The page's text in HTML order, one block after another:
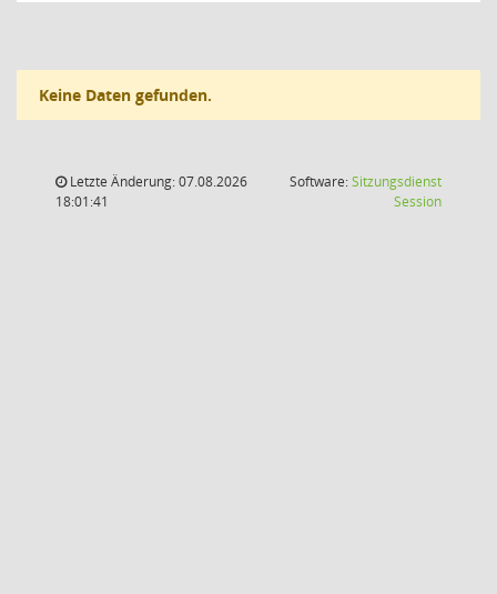
Keine Daten gefunden.
Letzte Änderung: 07.08.2026
18:01:41
Software:Sitzungsdienst
Session(Wird in